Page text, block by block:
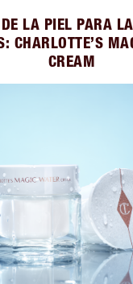
LA PIEL PARA
CHARLOTTE’S
CREAM